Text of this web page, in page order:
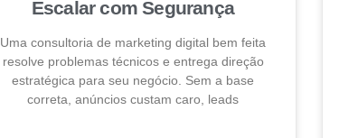
Escalar com Segurança
Uma consultoria de marketing digital bem feita
resolve problemas técnicos e entrega direção
estratégica para seu negócio. Sem a base
correta, anúncios custam caro, leads